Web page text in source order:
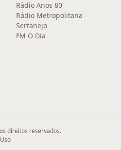
Rádio Anos 80
Rádio Metropolitana
Sertanejo
FM O Dia
direitos reservados.